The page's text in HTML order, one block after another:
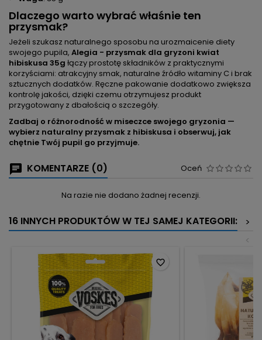
Dlaczego warto wybrać właśnie ten
przysmak?
Jeżeli szukasz naturalnego sposobu na urozmaicenie diety
swojego pupila, Alegia - przysmak dla gryzoni kwiat
hibiskusa 35g łączy prostotę składników z praktycznymi
korzyściami: atrakcyjny smak, naturalne źródło witaminy C i brak
sztucznych dodatków. Ręczne pakowanie dodatkowo zwiększa
kontrolę jakości, dzięki czemu otrzymujesz produkt
przygotowany z dbałością o szczegóły.
Zadbaj o różnorodność w miseczce swojego gryzonia —
wybierz naturalny przysmak z hibiskusa i obserwuj, jak
chętnie Twój pupil go przyjmuje.
KOMENTARZE (0) Oceń
Na razie nie dodano żadnej recenzji.
16 INNYCH PRODUKTÓW W TEJ SAMEJ KATEGORII:
>
<
favorite_border